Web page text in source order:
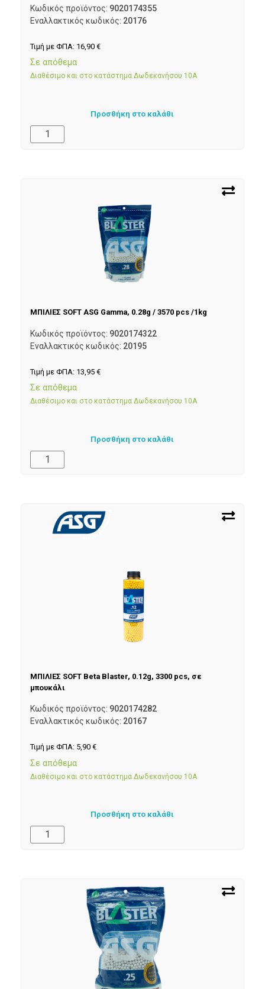
Κωδικός προϊόντος: 9020174355
Εναλλακτικός κωδικός: 20176
Τιμή με ΦΠΑ: 16,90 €
Σε απόθεμα
Διαθέσιμο και στο κατάστημα Δωδεκανήσου 10Α
Προσθήκη στο καλάθι
ΜΠΙΛΙΕΣ SOFT ASG Gamma, 0.28g / 3570 pcs /1kg
Κωδικός προϊόντος: 9020174322
Εναλλακτικός κωδικός: 20195
Τιμή με ΦΠΑ: 13,95 €
Σε απόθεμα
Διαθέσιμο και στο κατάστημα Δωδεκανήσου 10Α
Προσθήκη στο καλάθι
ΜΠΙΛΙΕΣ SOFT Beta Blaster, 0.12g, 3300 pcs, σε
μπουκάλι
Κωδικός προϊόντος: 9020174282
Εναλλακτικός κωδικός: 20167
Τιμή με ΦΠΑ: 5,90 €
Σε απόθεμα
Διαθέσιμο και στο κατάστημα Δωδεκανήσου 10Α
Προσθήκη στο καλάθι